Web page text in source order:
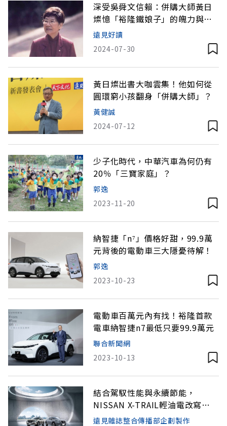
深受吳舜文信賴：併購大師黃日
燦憶「裕隆鐵娘子」的魄力與修
養
遠見好讀
2024-07-30
黃日燦出書大咖雲集！他如何從
圓環窮小孩翻身「併購大師」？
黃健誠
2024-07-12
少子化時代，中華汽車為何仍有
20％「三寶家庭」？
郭逸
2023-11-20
納智捷「n⁷」價格好甜，99.9萬
元背後的電動車三大隱憂待解！
郭逸
2023-10-23
電動車百萬元內有找！裕隆首款
電車納智捷n7最低只要99.9萬元
聯合新聞網
2023-10-13
結合駕馭性能與永續節能，
NISSAN X-TRAIL輕油電改寫
2023國產休旅車新標準
遠見雜誌整合傳播部企劃製作